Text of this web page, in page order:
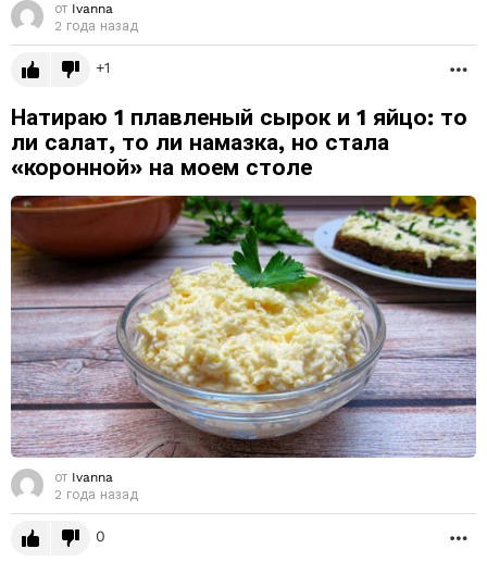
от Ivanna
2 года назад
1
Натираю 1 плавленый сырок и 1 яйцо: то
ли салат, то ли намазка, но стала
«коронной» на моем столе
от Ivanna
2 года назад
0